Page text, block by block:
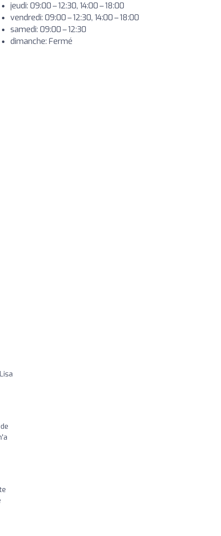
jeudi: 09:00 – 12:30, 14:00 – 18:00
vendredi: 09:00 – 12:30, 14:00 – 18:00
samedi: 09:00 – 12:30
dimanche: Fermé